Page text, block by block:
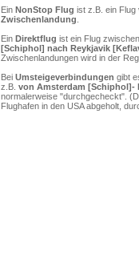
Ein NonStop Flug ist z.B. ein Flug
Zwischenlandung
Ein Direktflug ist ein Flug
[Schiphol] nach Reykjavik
Zwischenlandungen wird in der
Bei Umsteigeverbindungen gibt
z.B. von Amsterdam [Schiphol]-
normalerweise "durchgecheckt".
Flughafen in den USA abgeholt,